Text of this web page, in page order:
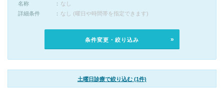
名称
なし
詳細条件
なし (曜日や時間帯を指定できます)
条件変更・絞り込み
土曜日診療で絞り込む (1件)